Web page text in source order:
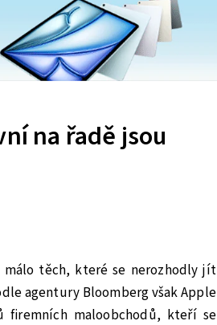
na řadě jsou
málo těch, které se nerozhodly jít
agentury Bloombergvšak Apple
firemních maloobchodů, kteří se